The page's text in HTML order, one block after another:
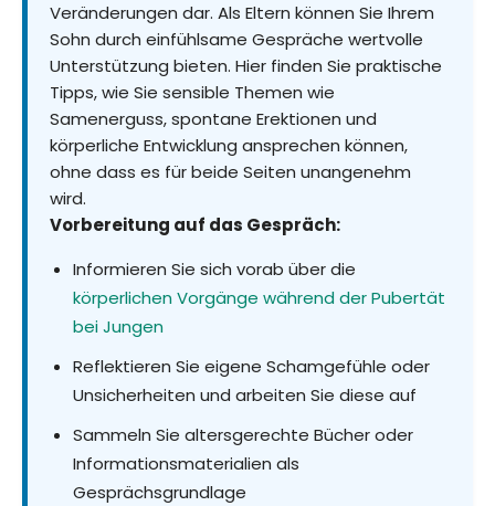
Veränderungen dar. Als Eltern können Sie Ihrem
Sohn durch einfühlsame Gespräche wertvolle
Unterstützung bieten. Hier finden Sie praktische
Tipps, wie Sie sensible Themen wie
Samenerguss, spontane Erektionen und
körperliche Entwicklung ansprechen können,
ohne dass es für beide Seiten unangenehm
wird.
Vorbereitung auf das Gespräch:
Informieren Sie sich vorab über die
körperlichen Vorgänge während der Pubertät
bei Jungen
Reflektieren Sie eigene Schamgefühle oder
Unsicherheiten und arbeiten Sie diese auf
Sammeln Sie altersgerechte Bücher oder
Informationsmaterialien als
Gesprächsgrundlage